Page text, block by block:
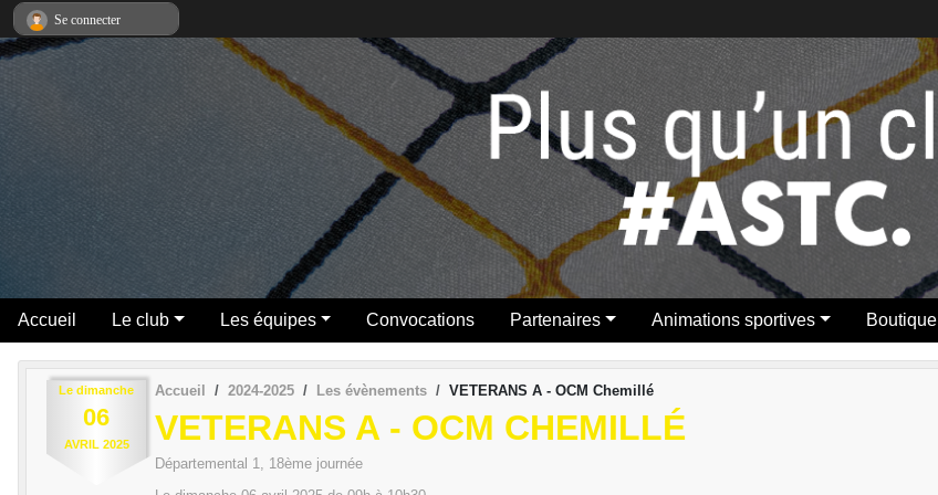
Accueil Le club Les équipes Convocations Partenaires Animations sportives Boutique
Le dimanche
06
AVRIL 2025
Accueil 2024-2025 Les évènements VETERANS A - OCM Chemillé
VETERANS A - OCM CHEMILLÉ
Départemental 1, 18ème journée
Se connecter
Panneau de gestion des cookies